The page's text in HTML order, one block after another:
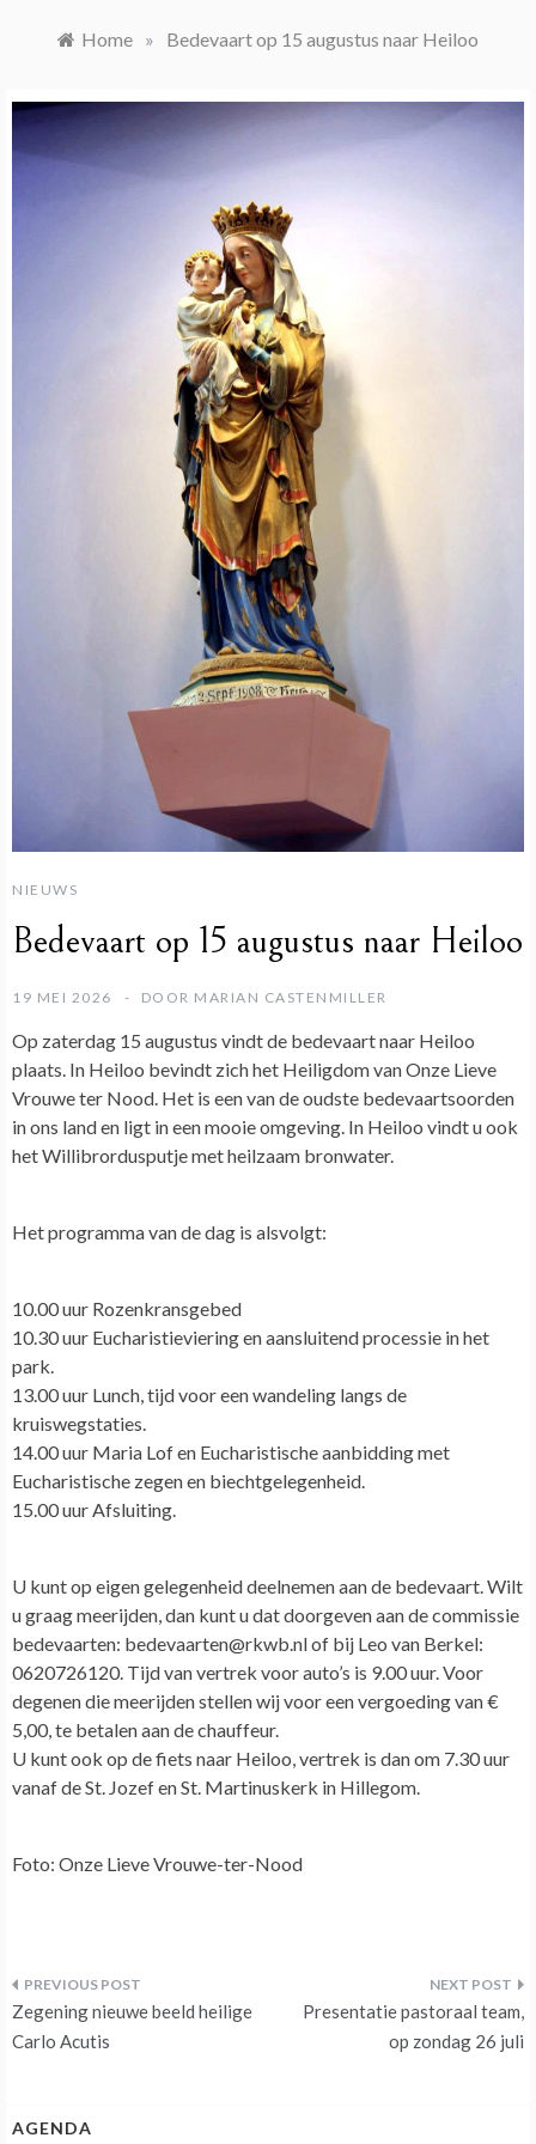
Home » Bedevaart op 15 augustus naar Heiloo
NIEUWS
Bedevaart op 15 augustus naar Heiloo
19 MEI 2026 DOOR MARIAN CASTENMILLER
Op zaterdag 15 augustus vindt de bedevaart naar Heiloo
plaats. In Heiloo bevindt zich het Heiligdom van Onze Lieve
Vrouwe ter Nood. Het is een van de oudste bedevaartsoorden
in ons land en ligt in een mooie omgeving. In Heiloo vindt u ook
het Willibrordusputje met heilzaam bronwater.
Het programma van de dag is alsvolgt:
10.00 uur Rozenkransgebed
10.30 uur Eucharistieviering en aansluitend processie in het
park.
13.00 uur Lunch, tijd voor een wandeling langs de
kruiswegstaties.
14.00 uur Maria Lof en Eucharistische aanbidding met
Eucharistische zegen en biechtgelegenheid.
15.00 uur Afsluiting.
U kunt op eigen gelegenheid deelnemen aan de bedevaart. Wilt
u graag meerijden, dan kunt u dat doorgeven aan de commissie
bedevaarten: bedevaarten@rkwb.nl of bij Leo van Berkel:
0620726120. Tijd van vertrek voor auto’s is 9.00 uur. Voor
degenen die meerijden stellen wij voor een vergoeding van €
5,00, te betalen aan de chauffeur.
U kunt ook op de fiets naar Heiloo, vertrek is dan om 7.30 uur
vanaf de St. Jozef en St. Martinuskerk in Hillegom.
Foto: Onze Lieve Vrouwe-ter-Nood
Bericht
navigatie
Zegening nieuwe beeld heilige
Carlo Acutis
Presentatie pastoraal team,
op zondag 26 juli
AGENDA